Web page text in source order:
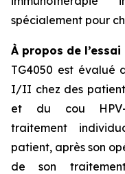
spécialement pour
À propos de
TG4050 est évalué
I/II chez des
et du cou
traitement
patient, après son
de son